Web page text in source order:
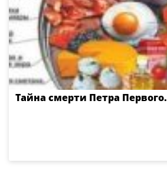
Тайна смерти Петра Первого.